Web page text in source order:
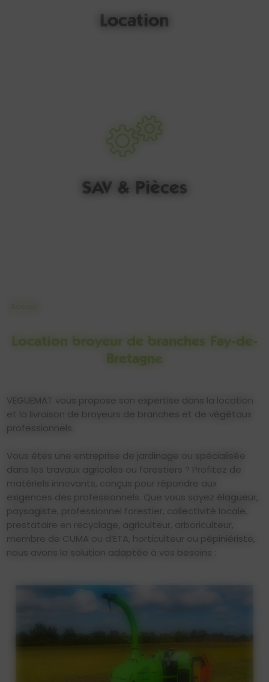
Location
SAV & Pièces
Location broyeur de branches Fay-de-
Bretagne
VEGUEMAT vous propose son expertise dans la location
et la livraison de broyeurs de branches et de végétaux
professionnels.
Vous êtes une entreprise de jardinage ou spécialisée
dans les travaux agricoles ou forestiers ? Profitez de
matériels innovants, conçus pour répondre aux
exigences des professionnels. Que vous soyez élagueur,
paysagiste, professionnel forestier, collectivité locale,
prestataire en recyclage, agriculteur, arboriculteur,
membre de CUMA ou d’ETA, horticulteur ou pépiniériste,
nous avons la solution adaptée à vos besoins :